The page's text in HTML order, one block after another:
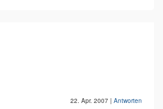
22. Apr. 2007 | Antworten